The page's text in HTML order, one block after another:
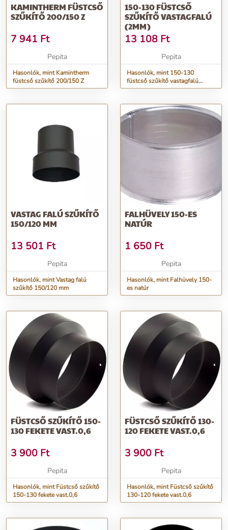
KAMINTHERM FÜSTCSŐ
SZŰKÍTŐ 200/150 Z
7 941 Ft
Pepita
Hasonlók, mint Kamintherm
füstcső szűkítő 200/150 Z
150-130 FÜSTCSŐ
SZŰKÍTŐ VASTAGFALÚ
(2MM)
13 108 Ft
Pepita
Hasonlók, mint 150-130
füstcső szűkítő vastagfalú
(2mm)
VASTAG FALÚ SZŰKÍTŐ
150/120 MM
13 501 Ft
Pepita
Hasonlók, mint Vastag falú
szűkítő 150/120 mm
FALHÜVELY 150-ES
NATÚR
1 650 Ft
Pepita
Hasonlók, mint Falhüvely 150-
es natúr
FÜSTCSŐ SZŰKÍTŐ 150-
130 FEKETE VAST.0,6
3 900 Ft
Pepita
Hasonlók, mint Füstcső szűkítő
150-130 fekete vast.0,6
FÜSTCSŐ SZŰKÍTŐ 130-
120 FEKETE VAST.0,6
3 900 Ft
Pepita
Hasonlók, mint Füstcső szűkítő
130-120 fekete vast.0,6